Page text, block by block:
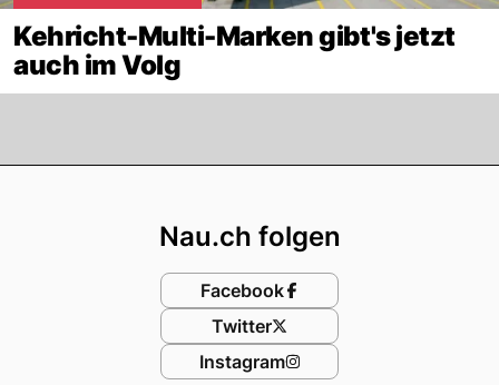
Kehricht-Multi-Marken gibt's jetzt
auch im Volg
Nau.ch folgen
Facebook
Twitter
Instagram